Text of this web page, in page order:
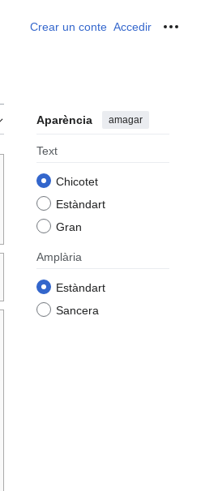
Crear un conte Accedir
Aparència amagar
Text
Chicotet
Estàndart
Gran
Amplària
Estàndart
Sancera